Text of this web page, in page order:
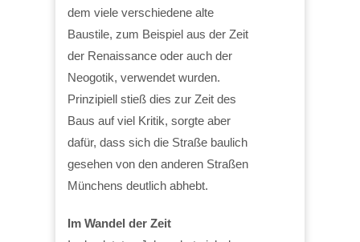
dem viele verschiedene alte
Baustile, zum Beispiel aus der Zeit
der Renaissance oder auch der
Neogotik, verwendet wurden.
Prinzipiell stieß dies zur Zeit des
Baus auf viel Kritik, sorgte aber
dafür, dass sich die Straße baulich
gesehen von den anderen Straßen
Münchens deutlich abhebt.
Im Wandel der Zeit